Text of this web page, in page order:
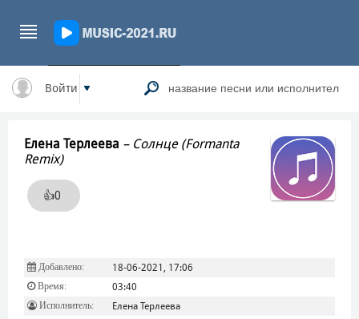
Войти
Елена Терлеева – Солнце (Formanta
Remix)
👍0
Добавлено: 18-06-2021, 17:06
Время: 03:40
Исполнитель: Елена Терлеева